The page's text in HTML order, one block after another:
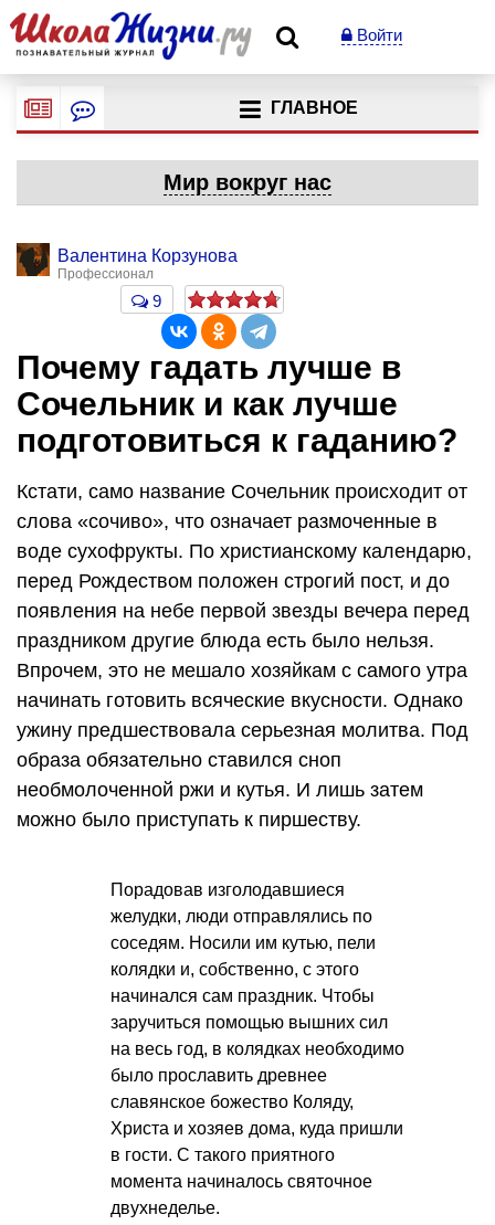
Войти
ГЛАВНОЕ
Мир вокруг нас
Валентина Корзунова
Профессионал
9
Почему гадать лучше в
Сочельник и как лучше
подготовиться к гаданию?
Кстати, само название Сочельник происходит от
слова «сочиво», что означает размоченные в
воде сухофрукты. По христианскому календарю,
перед Рождеством положен строгий пост, и до
появления на небе первой звезды вечера перед
праздником другие блюда есть было нельзя.
Впрочем, это не мешало хозяйкам с самого утра
начинать готовить всяческие вкусности. Однако
ужину предшествовала серьезная молитва. Под
образа обязательно ставился сноп
необмолоченной ржи и кутья. И лишь затем
можно было приступать к пиршеству.
Порадовав изголодавшиеся
желудки, люди отправлялись по
соседям. Носили им кутью, пели
колядки и, собственно, с этого
начинался сам праздник. Чтобы
заручиться помощью вышних сил
на весь год, в колядках необходимо
было прославить древнее
славянское божество Коляду,
Христа и хозяев дома, куда пришли
в гости. С такого приятного
момента начиналось святочное
двухнеделье.